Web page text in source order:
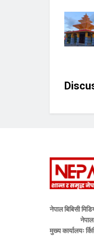
नेपाल बिबिसी
नेपाल
मुख्य कार्यालयः